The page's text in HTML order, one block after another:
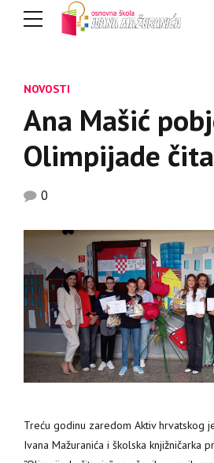
NOVOSTI
Ana Mašić
Olimpijade
0
Treću godinu zaredom Aktiv hrvatskog
Ivana Mažuranića i školska knjižničarka